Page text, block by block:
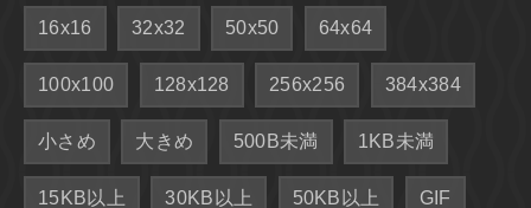
16x16 32x32 50x50 64x64
100x100 128x128 256x256 384x384
小さめ 大きめ 500B未満 1KB未満
15KB以上 30KB以上 50KB以上 GIF